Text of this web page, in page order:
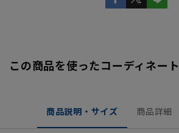
この商品を使ったコーディネート
商品説明・サイズ 商品詳細